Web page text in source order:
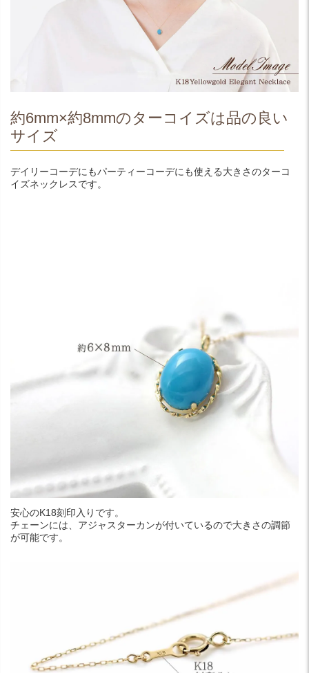
約6mm×約8mmのターコイズは品の良い
サイズ
デイリーコーデにもパーティーコーデにも使える大きさのターコ
イズネックレスです。
安心のK18刻印入りです。
チェーンには、アジャスターカンが付いているので大きさの調節
が可能です。